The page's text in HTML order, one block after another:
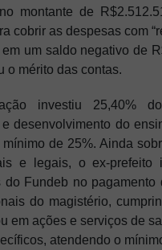
montante de
cobrir as despesas com
um saldo negativo de
o mérito das contas.
investiu 25,40%
desenvolvimento do
de 25%. Ainda
e legais, o ex-prefeito
do Fundeb no pagamento
do magistério,
em ações e serviços de
atendendo o